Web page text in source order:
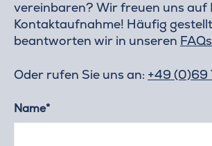
vereinbaren? Wir freuen uns auf
Kontaktaufnahme! Häufig
beantworten wir in unseren FAQs
Oder rufen Sie uns an: +49 (0)69
Name*